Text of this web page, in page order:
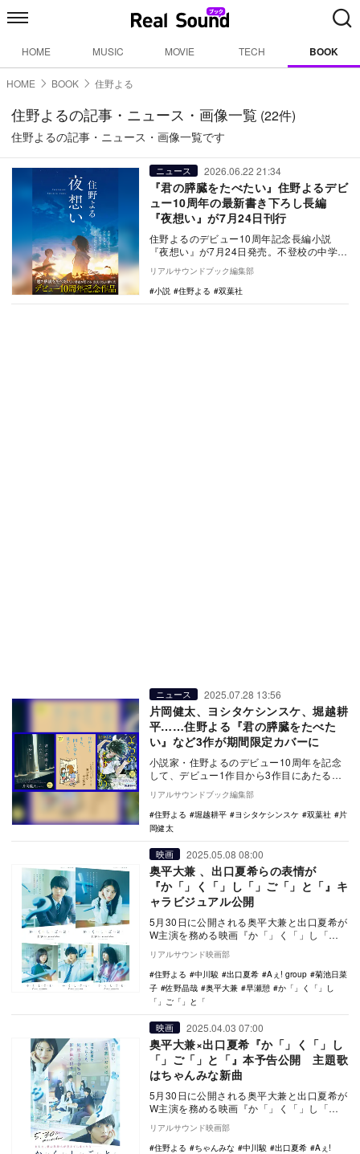
HOME MUSIC MOVIE TECH BOOK
HOME BOOK 住野よる
住野よるの記事・ニュース・画像一覧 (22件)
住野よるの記事・ニュース・画像一覧です
ニュース 2026.06.22 21:34
『君の膵臓をたべたい』住野よるデビ
ュー10周年の最新書き下ろし長編
『夜想い』が7月24日刊行
住野よるのデビュー10周年記念長編小説
『夜想い』が7月24日発売。不登校の中学生
と未知の病を患う先輩らの交流を描く“弔
い”の物語…
リアルサウンドブック編集部
小説
住野よる 双葉社
ニュース 2025.07.28 13:56
片岡健太、ヨシタケシンスケ、堀越耕
平……住野よる『君の膵臓をたべた
い』など3作が期間限定カバーに
小説家・住野よるのデビュー10周年を記念
して、デビュー1作目から3作目にあたる
「春の3部作」を、アーティストたちとコラ
ボした期間…
リアルサウンドブック編集部
住野よる
堀越耕平 ヨシタケシンスケ 双葉社
片
岡健太
映画 2025.05.08 08:00
奥平大兼 、出口夏希らの表情が
『か「」く「」し「」ご「」と「』キ
ャラビジュアル公開
5月30日に公開される奥平大兼と出口夏希が
W主演を務める映画『か「」く「」し「」
ご「」と「』のキャラクタービジュアルが
公開された…
リアルサウンド映画部
住野よる
中川駿 出口夏希 Aぇ! group
菊池日菜
子
佐野晶哉 奥平大兼 早瀬憩
か「」く「」し
「」ご「」と「
映画 2025.04.03 07:00
奥平大兼×出口夏希『か「」く「」し
「」ご「」と「』本予告公開 主題歌
はちゃんみな新曲
5月30日に公開される奥平大兼と出口夏希が
W主演を務める映画『か「」く「」し「」
ご「」と「』の主題歌入り本予告と本ビジ
ュアルが公…
リアルサウンド映画部
住野よる
ちゃんみな 中川駿 出口夏希
Aぇ!